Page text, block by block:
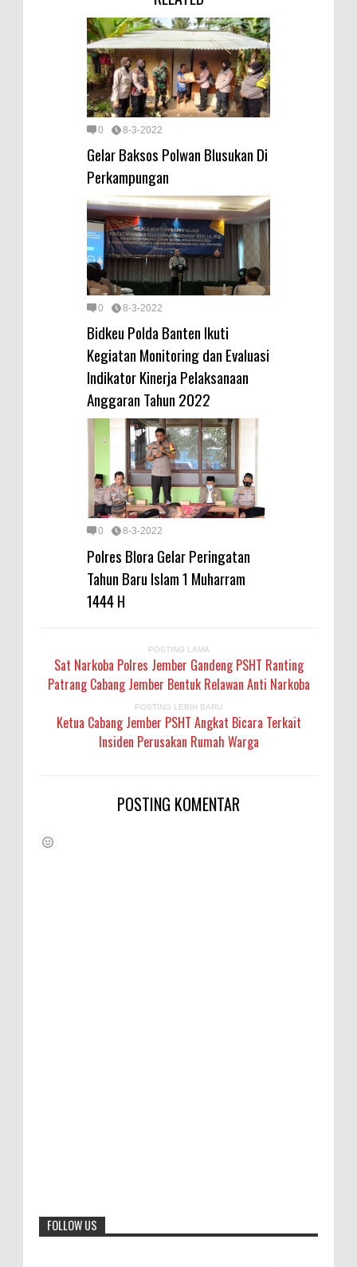
0 8-3-2022
Gelar Baksos Polwan Blusukan Di
Perkampungan
0 8-3-2022
Bidkeu Polda Banten Ikuti
Kegiatan Monitoring dan Evaluasi
Indikator Kinerja Pelaksanaan
Anggaran Tahun 2022
0 8-3-2022
Polres Blora Gelar Peringatan
Tahun Baru Islam 1 Muharram
1444 H
POSTING LAMA
Sat Narkoba Polres Jember Gandeng PSHT Ranting
Patrang Cabang Jember Bentuk Relawan Anti Narkoba
POSTING LEBIH BARU
Ketua Cabang Jember PSHT Angkat Bicara Terkait
Insiden Perusakan Rumah Warga
POSTING KOMENTAR
FOLLOW US